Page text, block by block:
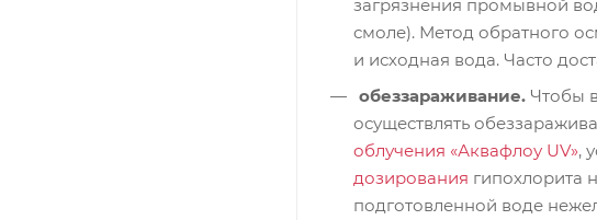
загрязнения промывной
смоле). Метод обратного
и исходная вода. Часто
обеззараживание. Чтобы
осуществлять
облучения «Аквафлоу UV»,
дозирования гипохлорита
подготовленной воде